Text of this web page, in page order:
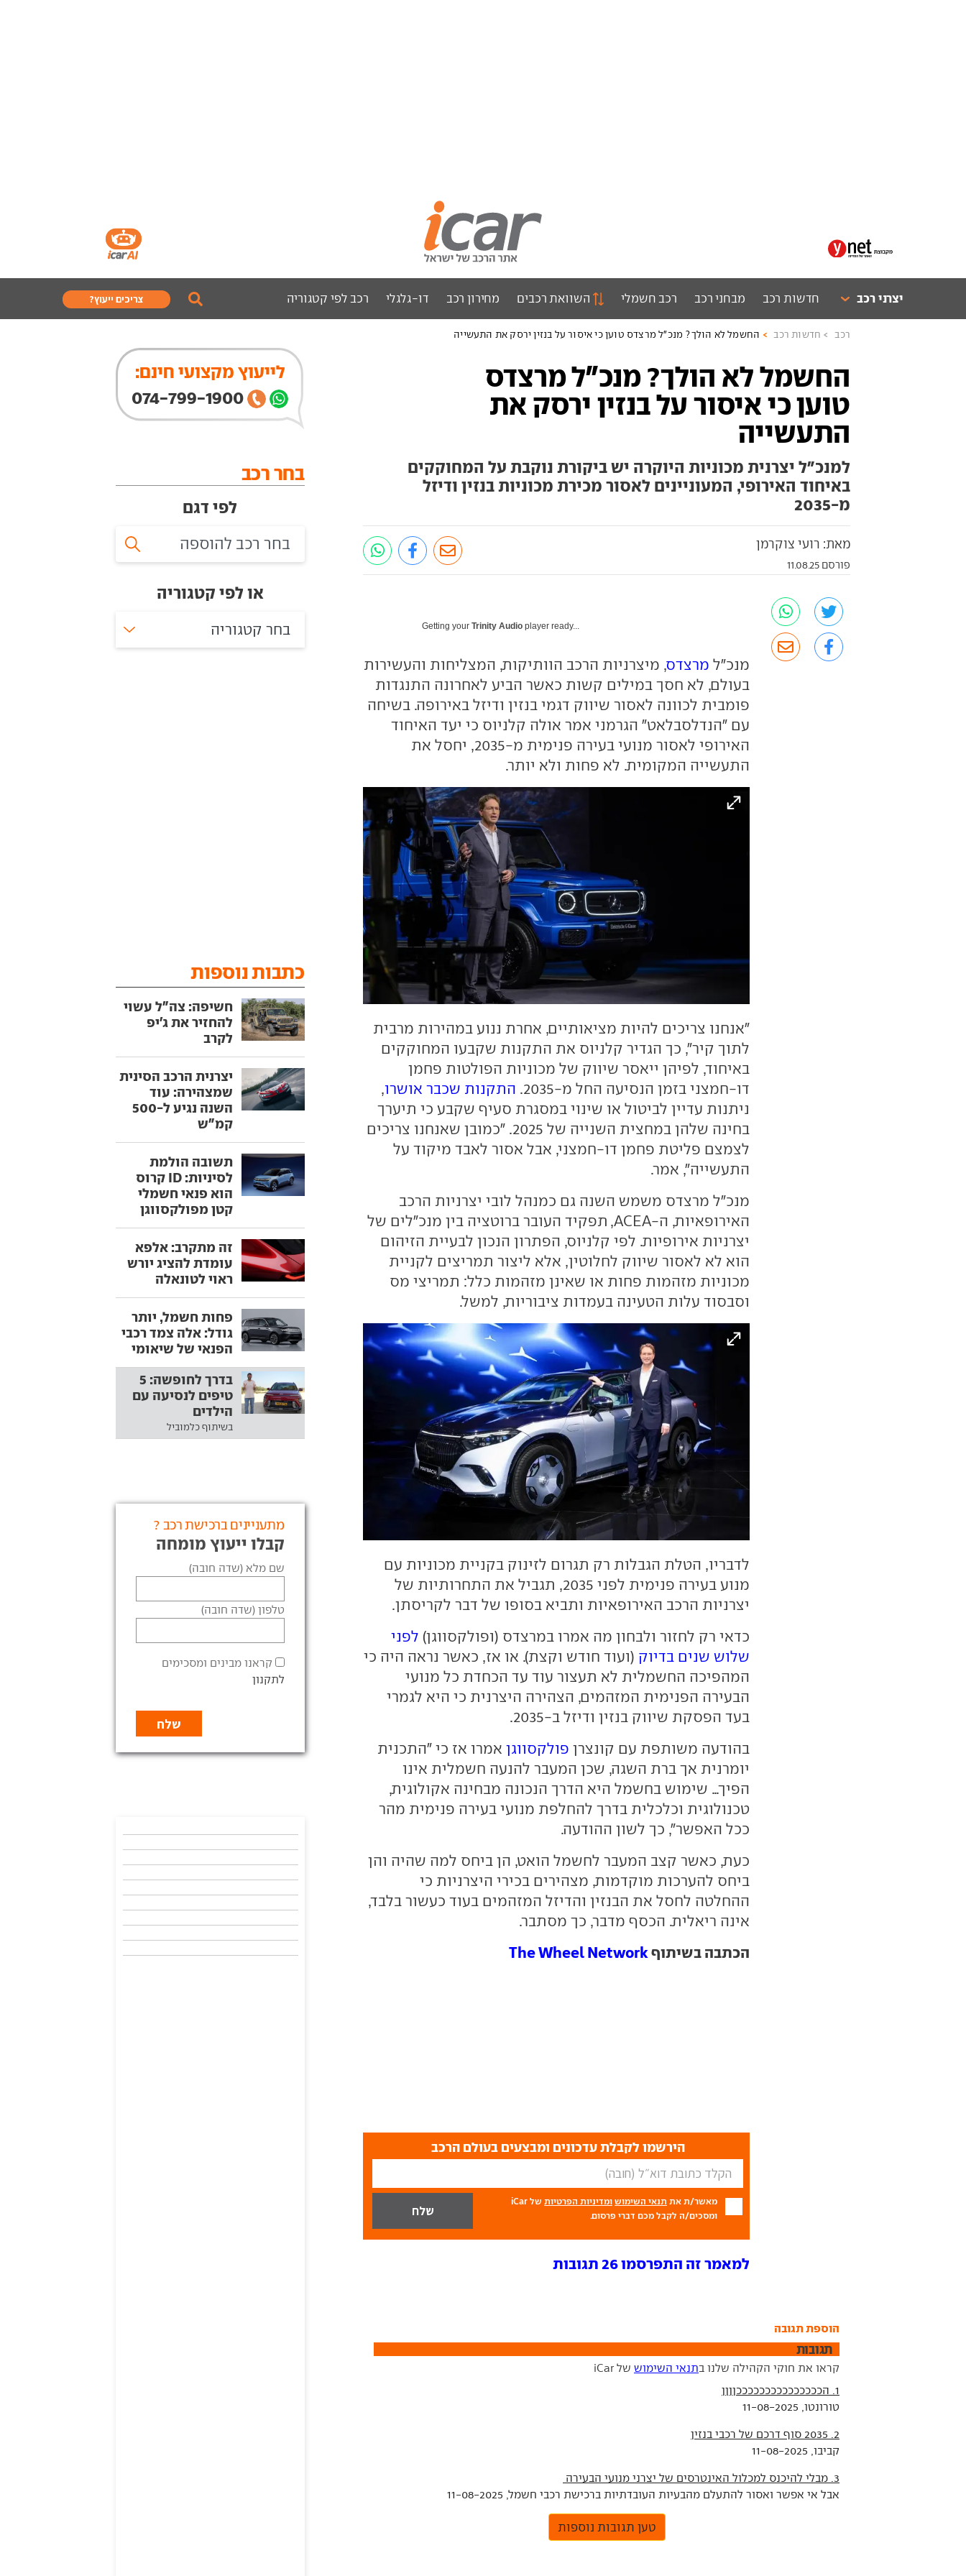
יצרני רכב חדשות רכב מבחני רכב רכב חשמלי השוואת רכבים מחירון רכב דו-גלגלי רכב לפי קטגוריה צריכים ייעוץ?
רכב חדשות רכב החשמל לא הולך? מנכ"ל מרצדס טוען כי איסור על בנזין ירסק את התעשייה
החשמל לא הולך? מנכ"ל מרצדס
טוען כי איסור על בנזין ירסק את
התעשייה
למנכ"ל יצרנית מכוניות היוקרה יש ביקורת נוקבת על המחוקקים
באיחוד האירופי, המעוניינים לאסור מכירת מכוניות בנזין ודיזל
מ-2035
מאת: רועי צוקרמן
פורסם 11.08.25
Getting yourTrinity Audio player ready...
מנכ"ל מרצדס, מיצרניות הרכב הוותיקות, המצליחות והעשירות
בעולם, לא חסך במילים קשות כאשר הביע לאחרונה התנגדות
פומבית לכוונה לאסור שיווק דגמי בנזין ודיזל באירופה. בשיחה
עם "הנדלסבלאט" הגרמני אמר אולה קלניוס כי יעד האיחוד
האירופי לאסור מנועי בעירה פנימית מ-2035, יחסל את
התעשייה המקומית. לא פחות ולא יותר.
"אנחנו צריכים להיות מציאותיים, אחרת ננוע במהירות מרבית
לתוך קיר", כך הגדיר קלניוס את התקנות שקבעו המחוקקים
באיחוד, לפיהן ייאסר שיווק של מכוניות הפולטות פחמן
דו-חמצני בזמן הנסיעה החל מ-2035.
התקנות שכבר אושרו,
ניתנות עדיין לביטול או שינוי במסגרת סעיף שקבע כי תיערך
בחינה שלהן במחצית השנייה של 2025. "כמובן שאנחנו צריכים
לצמצם פליטת פחמן דו-חמצני, אבל אסור לאבד מיקוד על
התעשייה", אמר.
מנכ"ל מרצדס משמש השנה גם כמנהל לובי יצרניות הרכב
האירופאיות, ה-ACEA, תפקיד העובר ברוטציה בין מנכ"לים של
יצרניות אירופיות. לפי קלניוס, הפתרון הנכון לבעיית הזיהום
הוא לא לאסור שיווק לחלוטין, אלא ליצור תמריצים לקניית
מכוניות מזהמות פחות או שאינן מזהמות כלל: תמריצי מס
וסבסוד עלות הטעינה בעמדות ציבוריות, למשל.
לדבריו, הטלת הגבלות רק תגרום לזינוק בקניית מכוניות עם
מנוע בעירה פנימית לפני 2035, תגביל את התחרותיות של
יצרניות הרכב האירופאיות ותביא בסופו של דבר לקריסתן.
כדאי רק לחזור ולבחון מה אמרו במרצדס (ופולקסווגן) לפני
שלוש שנים בדיוק (ועוד חודש וקצת). או אז, כאשר נראה היה כי
המהפיכה החשמלית לא תעצור עוד עד הכחדת כל מנועי
הבעירה הפנימית המזהמים, הצהירה היצרנית כי היא לגמרי
בעד הפסקת שיווק בנזין ודיזל ב-2035.
בהודעה משותפת עם קונצרן פולקסווגן אמרו אז כי "התכנית
יומרנית אך ברת השגה, שכן המעבר להנעה חשמלית אינו
הפיך... שימוש בחשמל היא הדרך הנכונה מבחינה אקולוגית,
טכנולוגית וכלכלית בדרך להחלפת מנועי בעירה פנימית מהר
ככל האפשר", כך לשון ההודעה.
כעת, כאשר קצב המעבר לחשמל הואט, הן ביחס למה שהיה והן
ביחס להערכות מוקדמות, מצהירים בכירי היצרניות כי
ההחלטה לחסל את הבנזין והדיזל המזהמים בעוד כעשור בלבד,
אינה ריאלית. הכסף מדבר, כך מסתבר.
הכתבה בשיתוףThe Wheel Network
הירשמו לקבלת עדכונים ומבצעים בעולם הרכב
מאשר/ת את תנאי השימוש ומדיניות הפרטיות
של iCar
ומסכים/ה לקבל מכם דברי פרסום.
למאמר זה התפרסמו 26 תגובות
הוספת תגובה
תגובות
קראו את חוקי הקהילה שלנו בתנאי השימוש של iCar
1. הכככככככככככככככןןןן
טורונטו, 11-08-2025
2. 2035 סוף דרכם של רכבי בנזין
קביבו, 11-08-2025
3. מבלי להיכנס למכלול האינטרסים של יצרני מנועי הבעירה
אבל אי אפשר ואסור להתעלם מהבעיות העובדתיות ברכישת רכבי חשמל, 11-08-2025
טען תגובות נוספות
לייעוץ מקצועי חינם:
074-799-1900
בחר רכב
לפי דגם
או לפי קטגוריה
בחר קטגוריה
כתבות נוספות
חשיפה: צה"ל עשוי
להחזיר את ג'יפ
לקרב
יצרנית הרכב הסינית
שמצהירה: עוד
השנה נגיע ל-500
קמ"ש
תשובה הולמת
לסיניות: ID קרוס
הוא פנאי חשמלי
קטן מפולקסווגן
זה מתקרב: אלפא
עומדת להציג יורש
ראוי לטונאלה
פחות חשמל, יותר
גודל: אלה צמד רכבי
הפנאי של שיאומי
בדרך לחופשה: 5
טיפים לנסיעה עם
הילדים
בשיתוף כלמוביל
מתעניינים ברכישת רכב ?
קבלו ייעוץ מומחה
שם מלא (שדה חובה)
טלפון (שדה חובה)
קראנו מבינים ומסכימים
לתקנון